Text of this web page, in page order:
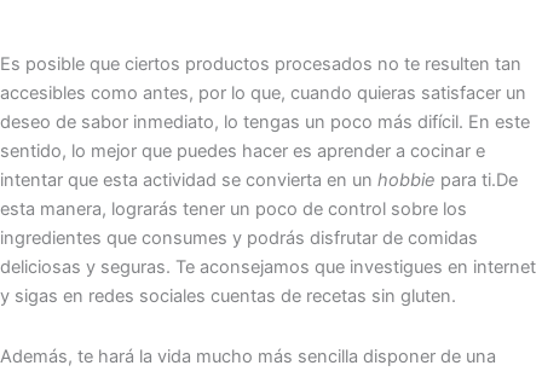
Es posible que ciertos productos procesados no te resulten tan
accesibles como antes, por lo que, cuando quieras satisfacer un
deseo de sabor inmediato, lo tengas un poco más difícil. En este
sentido, lo mejor que puedes hacer es aprender a cocinar e
intentar que esta actividad se convierta en un hobbie para ti.De
esta manera, lograrás tener un poco de control sobre los
ingredientes que consumes y podrás disfrutar de comidas
deliciosas y seguras. Te aconsejamos que investigues en internet
y sigas en redes sociales cuentas de recetas sin gluten.
Además, te hará la vida mucho más sencilla disponer de una